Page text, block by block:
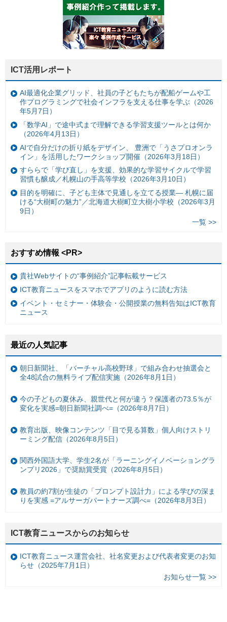
ICT活用レポート
AI最適化企業グリッド、社員の子どもたちが配船ゲームや工
作プログラミングで社会インフラを支える仕事を学ぶ（2026
年5月7日）
「数学AI」で途中式まで理解できる学習支援ツールとは何か
（2026年4月13日）
AIで自分だけの折り紙をデザイン、 豊洲で「うさプロオンラ
イン」を活用したワークショップ開催（2026年3月18日）
すららで「学び直し」を支援、効果的な学習サイクルで学習
習慣も醸成／札幌山の手高等学校（2026年3月10日）
目的を明確に、子ども主体で見通しを立てる授業— 札幌に届
ける“大樹町の魅力”／北海道大樹町立大樹小学校（2026年3月
9日）
一覧 >>
おすすめ情報 <PR>
貴社Webサイトの“事例紹介”記事転載サービス
ICT教育ニュースをスマホでアプリのように読む方法
イベント・セミナー・体験会・公開授業の無料告知はICT教育
ニュース
最近の人気記事
朝日新聞社、「バーチャル高校野球」で組み合わせ抽選会と
全48試合の無料ライブ配信実施（2026年8月1日）
今の子どもの夏休み、親世代と何が違う？保護者の73.5％が
変化を実感=朝日新聞社調べ=（2026年8月7日）
教育出版、映像コンテンツ「目で見る算数」個人向けストリ
ーミング配信（2026年8月5日）
関西外国語大学、学生2名が「ラーニングイノベーショングラ
ンプリ2026」で奨励賞受賞（2026年8月5日）
教員の約7割が生徒の「プロンプト設計力」による学びの深ま
りを実感 =アルサーガパートナーズ調べ=（2026年8月3日）
ICT教育ニュースからのお知らせ
ICT教育ニュース運営会社、社名変更および代表者変更のお知
らせ（2025年7月1日）
お知らせ一覧 >>